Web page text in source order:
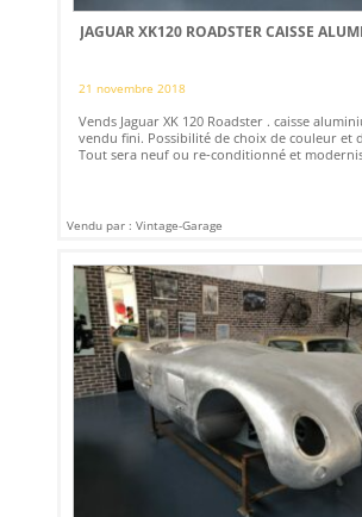
JAGUAR XK120 ROADSTER CAISSE
21 novembre 2018
Vends Jaguar XK 120 Roadster . caisse
vendu fini. Possibilité de choix de couleur et
Tout sera neuf ou re-conditionné et
Vendu par : Vintage-Garage